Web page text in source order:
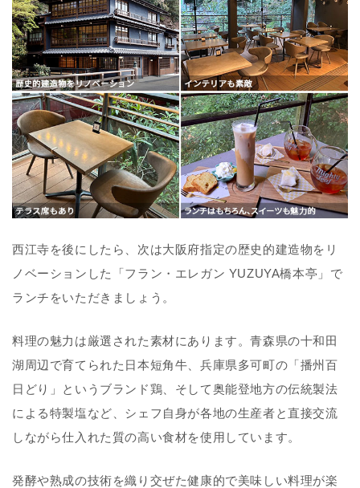
西江寺を後にしたら、次は大阪府指定の歴史的建造物をリ
ノベーションした「フラン・エレガン YUZUYA橋本亭」で
ランチをいただきましょう。
料理の魅力は厳選された素材にあります。青森県の十和田
湖周辺で育てられた日本短角牛、兵庫県多可町の「播州百
日どり」というブランド鶏、そして奥能登地方の伝統製法
による特製塩など、シェフ自身が各地の生産者と直接交流
しながら仕入れた質の高い食材を使用しています。
発酵や熟成の技術を織り交ぜた健康的で美味しい料理が楽